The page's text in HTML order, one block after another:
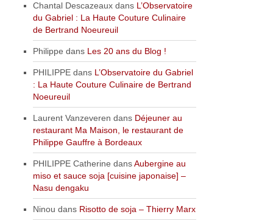
Chantal Descazeaux dans L’Observatoire
du Gabriel : La Haute Couture Culinaire
de Bertrand Noeureuil
Philippe dans Les 20 ans du Blog !
PHILIPPE dans L’Observatoire du Gabriel
: La Haute Couture Culinaire de Bertrand
Noeureuil
Laurent Vanzeveren dans Déjeuner au
restaurant Ma Maison, le restaurant de
Philippe Gauffre à Bordeaux
PHILIPPE Catherine dansAubergine au
miso et sauce soja [cuisine japonaise] –
Nasu dengaku
Ninou dans Risotto de soja – Thierry Marx